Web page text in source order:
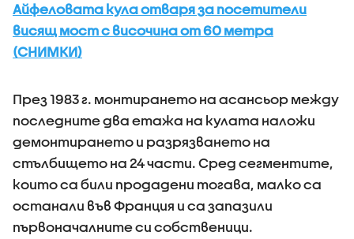
Айфеловата кула отваря за посетители
висящ мост с височина от 60 метра
(СНИМКИ)
През 1983 г. монтирането на асансьор между
последните два етажа на кулата наложи
демонтирането и разрязването на
стълбището на 24 части. Сред сегментите,
които са били продадени тогава, малко са
останали във Франция и са запазили
първоначалните си собственици.